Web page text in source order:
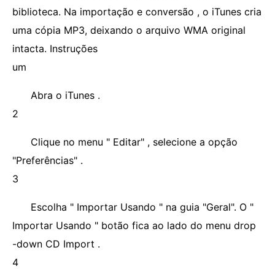
biblioteca. Na importação e conversão , o iTunes cria
uma cópia MP3, deixando o arquivo WMA original
intacta. Instruções
um
Abra o iTunes .
2
Clique no menu " Editar" , selecione a opção
"Preferências" .
3
Escolha " Importar Usando " na guia "Geral". O "
Importar Usando " botão fica ao lado do menu drop
-down CD Import .
4